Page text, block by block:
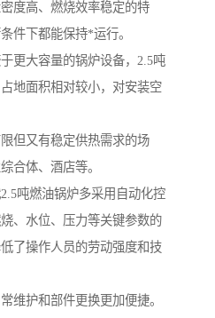
度高、燃烧效率稳定的特
件下都能保持*运行。
更大容量的锅炉设备，2.5吨
地面积相对较小，对安装空
但又有稳定供热需求的场
合体、酒店等。
吨燃油锅炉多采用自动化控
、水位、压力等关键参数的
了操作人员的劳动强度和技
维护和部件更换更加便捷。